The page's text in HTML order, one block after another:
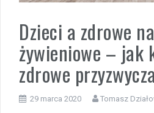
Dzieci a zdrowe
żywieniowe – jak
zdrowe
29 marca 2020 Tomasz